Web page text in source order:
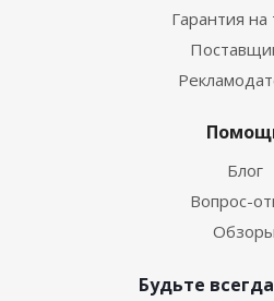
Гарантия на
Блог
Вопрос-
Обзоры
Будьте